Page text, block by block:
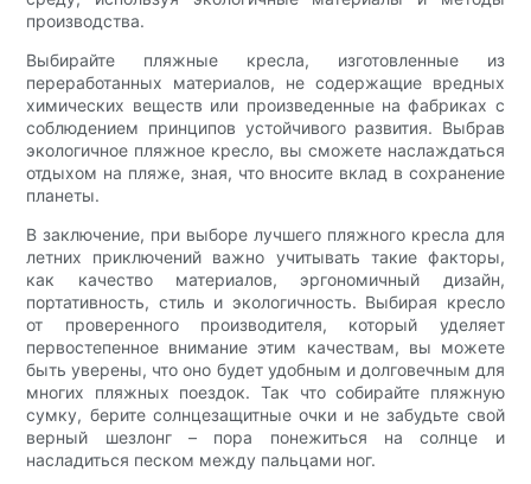
производства.
Выбирайте пляжные кресла, изготовленные из
переработанных материалов, не содержащие вредных
химических веществ или произведенные на фабриках с
соблюдением принципов устойчивого развития. Выбрав
экологичное пляжное кресло, вы сможете наслаждаться
отдыхом на пляже, зная, что вносите вклад в сохранение
планеты.
В заключение, при выборе лучшего пляжного кресла для
летних приключений важно учитывать такие факторы,
как качество материалов, эргономичный дизайн,
портативность, стиль и экологичность. Выбирая кресло
от проверенного производителя, который уделяет
первостепенное внимание этим качествам, вы можете
быть уверены, что оно будет удобным и долговечным для
многих пляжных поездок. Так что собирайте пляжную
сумку, берите солнцезащитные очки и не забудьте свой
верный шезлонг – пора понежиться на солнце и
насладиться песком между пальцами ног.